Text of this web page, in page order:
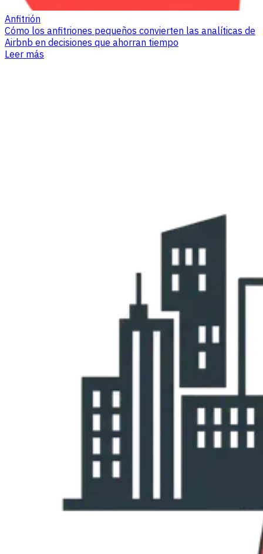
Anfitrión
Cómo los anfitriones pequeños convierten las analíticas de
Airbnb en decisiones que ahorran tiempo
Leer más